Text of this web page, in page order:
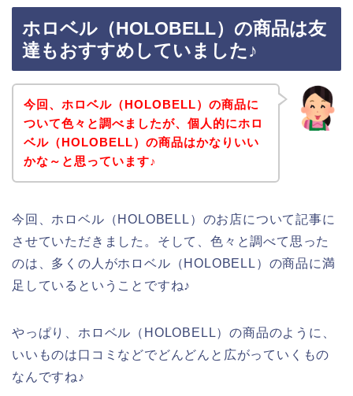
ホロベル（HOLOBELL）の商品は友
達もおすすめしていました♪
今回、ホロベル（HOLOBELL）の商品に
ついて色々と調べましたが、個人的にホロ
ベル（HOLOBELL）の商品はかなりいい
かな～と思っています♪
今回、ホロベル（HOLOBELL）のお店について記事に
させていただきました。そして、色々と調べて思った
のは、多くの人がホロベル（HOLOBELL）の商品に満
足しているということですね♪
やっぱり、ホロベル（HOLOBELL）の商品のように、
いいものは口コミなどでどんどんと広がっていくもの
なんですね♪